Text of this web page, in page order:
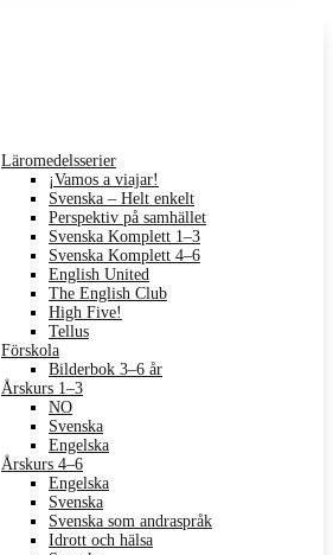
Läromedelsserier
¡Vamos a viajar!
Svenska – Helt enkelt
Perspektiv på samhället
Svenska Komplett 1–3
Svenska Komplett 4–6
English United
The English Club
High Five!
Tellus
Förskola
Bilderbok 3–6 år
Årskurs 1–3
NO
Svenska
Engelska
Årskurs 4–6
Engelska
Svenska
Svenska som andraspråk
Idrott och hälsa